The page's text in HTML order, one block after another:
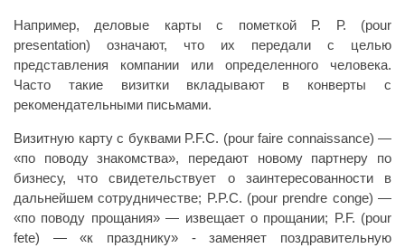
Например, деловые карты с пометкой Р. Р. (pour
presentation) означают, что их передали с целью
представления компании или определенного человека.
Часто такие визитки вкладывают в конверты с
рекомендательными письмами.
Визитную карту с буквами P.F.C. (рour faire connaissance) —
«по поводу знакомства», передают новому партнеру по
бизнесу, что свидетельствует о заинтересованности в
дальнейшем сотрудничестве; P.P.C. (pour prendre conge) —
«по поводу прощания» — извещает о прощании; P.F. (рour
fete) — «к празднику» - заменяет поздравительную